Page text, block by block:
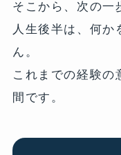
そこから、次の一
人生後半は、何か
ん。
これまでの経験の
間です。